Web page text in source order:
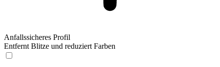
Anfallssicheres Profil
Entfernt Blitze und reduziert Farben